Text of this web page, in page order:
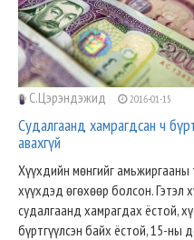
С.Цэрэндэжид 2016-01-15
Судалгаанд хамрагдсан ч
авахгүй
Хүүхдийн мөнгийг амьжиргааны
хүүхдэд өгөхөөр болсон. Гэтэл
судалгаанд хамрагдах ёстой,
бүртгүүлсэн байх ёстой, 15-ны